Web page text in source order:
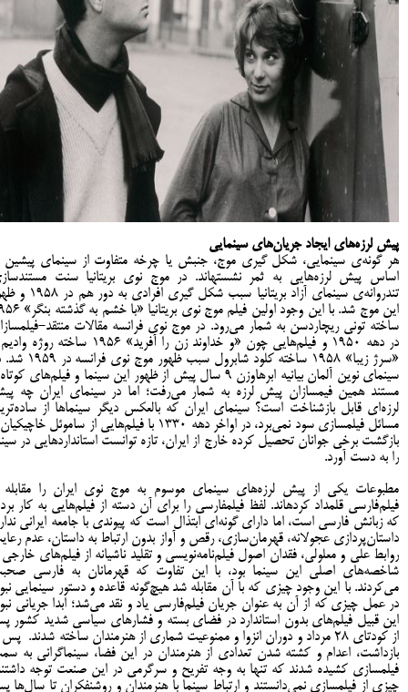
پیش لرزه‌های ایجاد جریان‌های سینمایی
هر گونه‌ی سینمایی، شکل گیری موج، جنبش یا چرخه متفاوت از سینمای پیشین
اساس پیش لرزه‌هایی به ثمر نشسته­اند. در موج نوی بریتانیا سنت
تندروانه‌ی سینمای آزاد بریتانیا سبب شکل گیری
این موج شد. با این وجود اولین فیلم موج نوی
ساخته تونی ریچاردسن به شمار می‌رود. در موج نوی فرانسه مقالات منتقد-
در دهه 1950 و فیلم‌هایی چون «و خداوند زن را آفرید» 1956 ساخته
«سرژ زیبا» ۱۹۵۸ ساخته کلود شابرول سبب ظهور
سینمای نوین آلمان بیانیه ابرهاوزن 9 سال پیش از ظهور این سینما و فیلم‌های
مستند همین فیمسازان پیش لرزه به شمار می‌رفت؛ اما در سینمای ایران چه
لرزه‌ای قابل بازشناخت است؟ سینمای ایران که بالعکس دیگر سینماها از
مسائل فیلمسازی سود نمی‌برد، در اواخر دهه ۱۳۳۰ با فیلم‌هایی از ساموئل
بازگشت برخی جوانان تحصیل کرده خارج از ایران، تازه توانست استانداردهایی در
را به دست آورد.
مطبوعات یکی از پیش لرزه‌های سینمای موسوم به موج نوی ایران را مقابله
فیلم‌فارسی قلمداد کرده­اند. لفظ فیلم­فارسی را برای آن دسته از فیلم‌هایی به کار
که زبانش فارسی است، اما دارای گونه‌ای ابتذال است که پیوندی با جامعه ایرانی
داستان‌پردازی عجولانه، قهرمان‌سازی، رقص و آواز بدون ارتباط به داستان، عدم
روابط علی و معلولی، فقدان اصول فیلم‌نامه‌نویسی و تقلید ناشیانه از فیلم‌های خارجی
شاخصه‌های اصلی این سینما بود، با این تفاوت که قهرمانان به فارسی
می‌کردند. با این وجود چیزی که با آن مقابله شد هیچ‌گونه قاعده و دستور سینمایی
در عمل چیزی که از آن به عنوان جریان فیلم‌فارسی یاد و نقد می‌شد؛ ابدا جریانی
این قبیل فیلم‌های بدون استاندارد در فضای بسته و فشارهای سیاسی شدید کشور
از کودتای 28 مرداد و دوران انزوا و ممنوعیت شماری از هنرمندان ساخته شدند. پس
بازداشت، اعدام و کشته شدن تعدادی از هنرمندان در این فضا، سینماگرانی به
فیلمسازی کشیده شدند که تنها به وجه تفریح و سرگرمی در این صنعت توجه
چیزی از فیلمسازی نمی‌دانستند و ارتباط سینما با هنرمندان و روشنفکران تا سال‌ها